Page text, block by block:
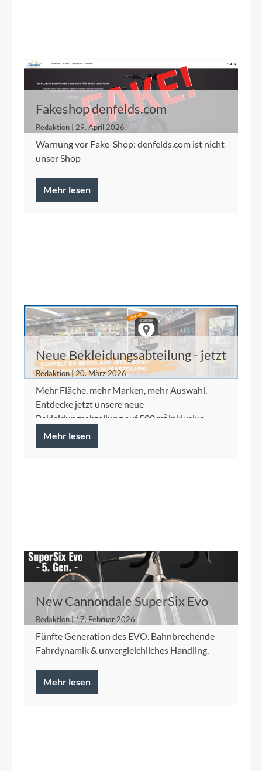
Fakeshop denfelds.com
Redaktion | 29. April 2026
Warnung vor Fake-Shop: denfelds.com ist nicht
unser Shop
Mehr lesen
Neue Bekleidungsabteilung - jetzt
auf 500 m²
Redaktion | 20. März 2026
Mehr Fläche, mehr Marken, mehr Auswahl.
Entdecke jetzt unsere neue
Bekleidungsabteilung auf 500 m² inklusive
Ortlieb Concept Store.
Mehr lesen
New Cannondale SuperSix Evo
Redaktion | 17. Februar 2026
Fünfte Generation des EVO. Bahnbrechende
Fahrdynamik & unvergleichliches Handling.
Mehr lesen